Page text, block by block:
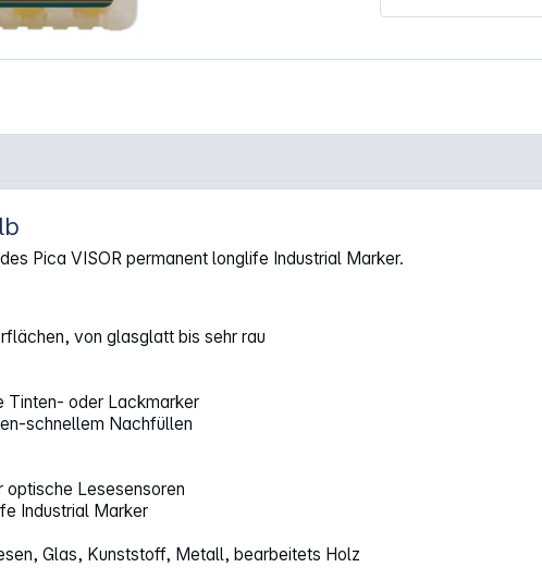
gelb"
Pica VISOR permanent longlife Industrial Marker.
von glasglatt bis sehr rau
Tinten- oder Lackmarker
schnellem Nachfüllen
optische Lesesensoren
Industrial Marker
Glas, Kunststoff, Metall, bearbeitets Holz